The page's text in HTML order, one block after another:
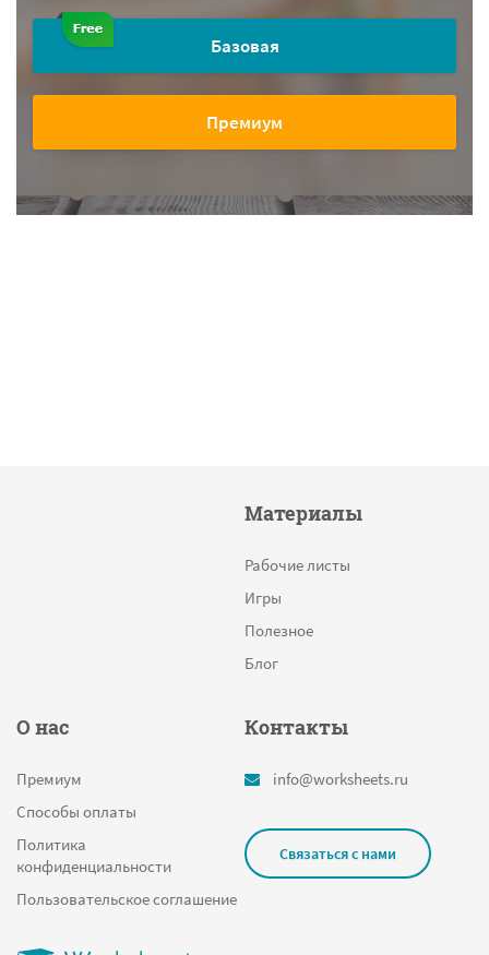
Базовая
Премиум
Материалы
Рабочие листы
Игры
Полезное
Блог
О нас
Премиум
Способы оплаты
Политика
конфиденциальности
Пользовательское соглашение
Контакты
info@worksheets.ru
Связаться с нами